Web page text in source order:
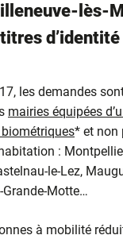
lès-
d’identité
les demandes
mairies équipées
* et non
:
le-Lez,
Motte…
à mobilité